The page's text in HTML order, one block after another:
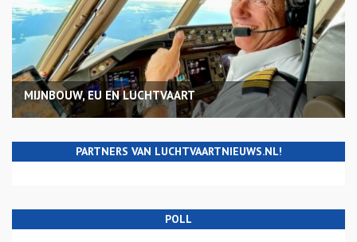
MIJNBOUW, EU EN LUCHTVAART
PARTNERS VAN LUCHTVAARTNIEUWS.NL!
POLL